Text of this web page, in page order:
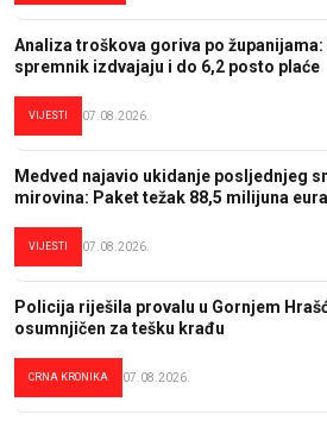
Analiza troškova goriva po
spremnik izdvajaju i do 6,2 posto plaće
VIJESTI 07.08.2026.
Medved najavio ukidanje posljednjeg
mirovina: Paket težak 88,5 milijuna eura
VIJESTI 07.08.2026.
Policija riješila provalu u Gornjem
osumnjičen za tešku krađu
CRNA KRONIKA 07.08.2026.